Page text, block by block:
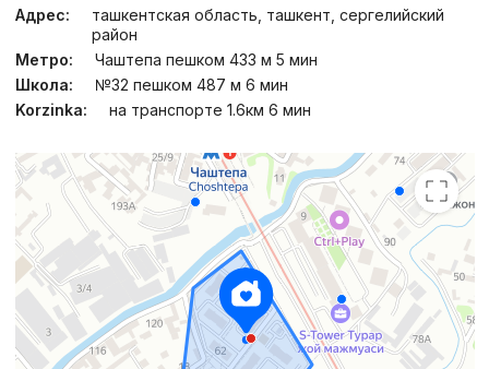
Адрес:
ташкентская область, ташкент, сергелийский
район
Метро:
Чаштепа пешком 433 м 5 мин
Школа:
№32 пешком 487 м 6 мин
Korzinka:
на транспорте 1.6км 6 мин